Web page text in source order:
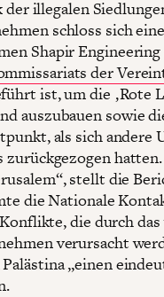
illegalen
schloss sich
Shapir
der
ist, um die ‚Rote
auszubauen sowie
als sich andere
stellt die
die Nationale
die durch
verursacht
„einen